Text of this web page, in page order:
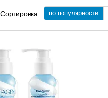
Сортировка: по популярности